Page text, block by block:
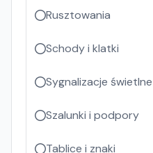
Rusztowania
Schody i klatki
Sygnalizacje świetlne
Szalunki i podpory
Tablice i znaki